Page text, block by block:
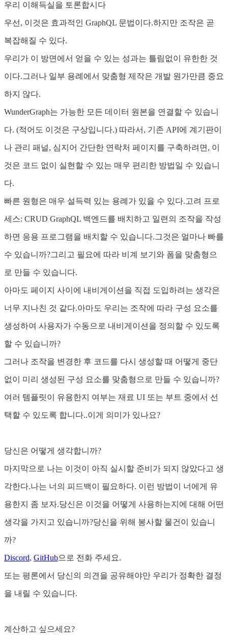
우리 이해득실을 토론합시다
우선, 이것은 효과적인 GraphQL 문법이다.하지만 조작은 곧
복잡해질 수 있다.
우리가 이 방면에서 얻을 수 있는 성과는 틀림없이 유한한 것
이다.그러나 일부 용례에서 맞춤형 제작은 개발 원가만큼 중요
하지 않다.
WunderGraph는 가능한 모든 데이터 원본을 연결할 수 있습니
다. (적어도 이것은 구상입니다.) 따라서, 기존 API에 계기판이
나 관리 패널, 심지어 간단한 연락처 페이지를 구축하려면, 이
것은 코드 없이 실현할 수 있는 매우 편리한 방법일 수 있습니
다.
빠른 원형은 매우 설득력 있는 용례가 있을 수 있다.고려 프로
세스: CRUD GraphQL 백엔드를 배치하고 일련의 조작을 작성
하면 응용 프로그램을 배치할 수 있습니다.그것은 얼마나 빠를
수 있습니까?그리고 필요에 따라 비계 보기와 폼을 맞춤형으
로 만들 수 있습니다.
아마도 페이지 사이에 내비게이션을 직접 도입하려는 생각은
너무 지나친 것 같다.아마도 우리는 조작에 따라 구성 요소를
생성하여 사용자가 수동으로 내비게이션을 정의할 수 있도록
할 수 있습니까?
그러나 조작을 변경한 후 코드를 다시 생성할 때 어떻게 중단
없이 미리 생성된 구성 요소를 맞춤형으로 만들 수 있습니까?
여러 템플릿이 유용한지 여부는 재료 UI 또는 부트 중에서 선
택할 수 있도록 합니다..이게 의미가 있나요?
당신은 어떻게 생각합니까?
마지막으로 나는 이것이 아직 실시할 준비가 되지 않았다고 생
각한다.나는 너의 피드백이 필요하다. 이런 방법이 너에게 유
용한지 좀 보자.당신은 이것을 어떻게 사용하는지에 대해 어떤
생각을 가지고 있습니까?당신을 위해 봉사할 물건이 있습니
까?
Discord, GitHub으로 전화 주세요.
또는 평론에서 당신의 의견을 공유해야만 우리가 정확한 결정
을 내릴 수 있습니다.
계산하고 싶으세요?